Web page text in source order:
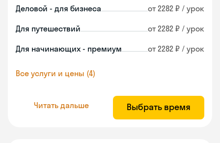
Деловой - для бизнеса от 2282 ₽ / урок
Для путешествий от 2282 ₽ / урок
Для начинающих - премиум от 2282 ₽ / урок
Все услуги и цены (4)
Читать дальше Выбрать время